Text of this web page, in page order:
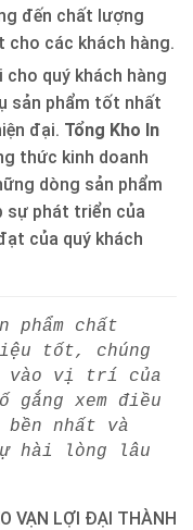
đến chất lượng
cho các khách hàng.
quý khách hàng
sản phẩm tốt nhất
đại. Tổng Kho In
thức kinh doanh
dòng sản phẩm
sự phát triển của
của quý khách
phẩm chất
tốt, chúng
vào vị trí của
gắng xem điều
nhất và
hài lòng lâu
VẠN LỢI ĐẠI THÀNH